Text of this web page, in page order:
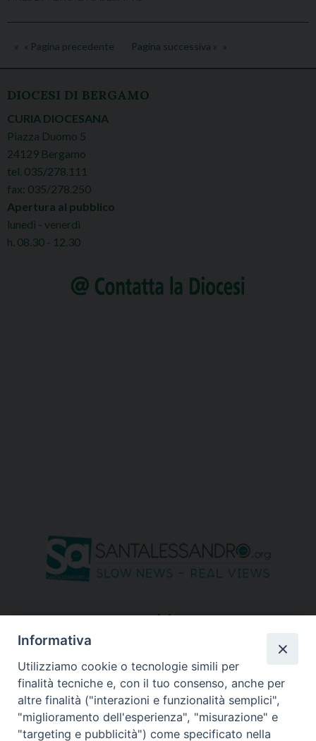
« Pagina precedente Pagina successiva »
DIOCESI DI BERGAMO
CURIA DIOCESANA
Piazza Duomo 5
24129 Bergamo
tel. 035/278.111
fax: 035/278.250
Apertura al pubblico
lunedì - venerdì
h. 08.30 - 12.30
seguici su
Informativa
Utilizziamo cookie o tecnologie simili per
finalità tecniche e, con il tuo consenso, anche per
altre finalità ("interazioni e funzionalità semplici",
"miglioramento dell'esperienza", "misurazione" e
"targeting e pubblicità") come specificato nella